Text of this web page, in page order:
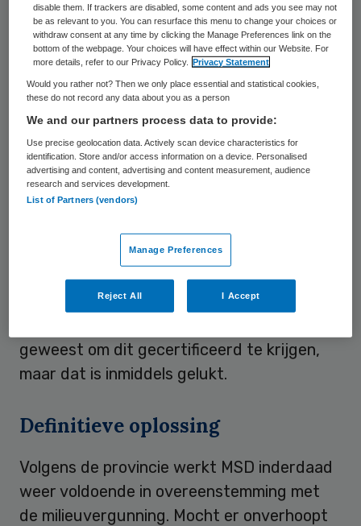
beroep gegaan, meldtOmroep Brabant.
MSD laat in eenreactieweten dat het
bedrijf het betreurt “dat de provincie ons
heeft moeten wijzen op verbeterpunten in
onze veiligheid. Het is ons streven om zelf
collectief onze veiligheid te borgen en op
hoog niveau te houden”. Volgens MSD-
woordvoerder Jurgen Theissen is de
veiligheid op acceptabel niveau. Er zijn
technische investeringen die meer tijd
hebben gevergd, zegt hij. Zo is er bij een
opslag voor chemische stoffen in Oss een
sprinklerinstallatie. Het is volgens Theissen
geweest om dit gecertificeerd te krijgen,
maar dat is inmiddels gelukt.
Definitieve oplossing
Volgens de provincie werkt MSD inderdaad
weer voldoende in overeenstemming met
de milieuvergunning. Mocht er onverhoopt
disable them. If trackers are disabled, some content and ads you see may not
be as relevant to you. You can resurface this menu to change your choices or
withdraw consent at any time by clicking the Manage Preferences link on the
bottom of the webpage. Your choices will have effect within our Website. For
more details, refer to our Privacy Policy.
Privacy Statement
Would you rather not? Then we only place essential and statistical cookies,
these do not record any data about you as a person
We and our partners process data to provide:
Use precise geolocation data. Actively scan device characteristics for
identification. Store and/or access information on a device. Personalised
advertising and content, advertising and content measurement, audience
research and services development.
List of Partners (vendors)
Manage Preferences
Reject All I Accept